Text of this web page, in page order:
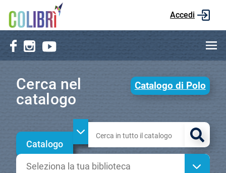
Accedi
???
Cerca nel
catalogo
Catalogo di Polo
Catalogo
cambia
Seleziona